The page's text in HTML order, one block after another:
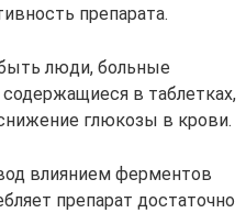
препарата.
люди, больные
в таблетках,
глюкозы в крови.
влиянием ферментов
препарат достаточно